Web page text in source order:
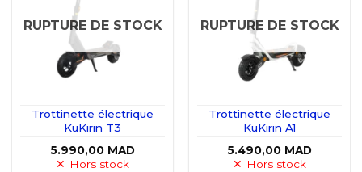
RUPTURE DE STOCK
Trottinette électrique
KuKirin T3
5.990,00 MAD
Hors stock
RUPTURE DE STOCK
Trottinette électrique
KuKirin A1
5.490,00 MAD
Hors stock